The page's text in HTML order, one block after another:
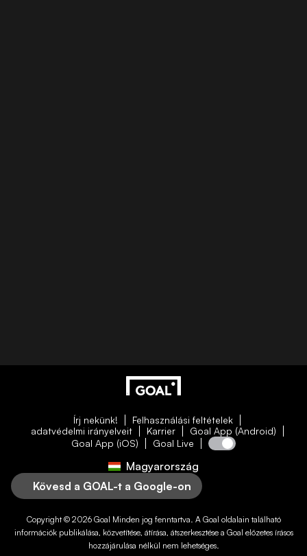
Írj nekünk!
Felhasználási feltételek
adatvédelmi irányelveit
Karrier
Goal App (Android)
Goal App (iOS)
Goal Live
Magyarország
Kövesd a GOAL-t a Google-on
Copyright © 2026 Goal Minden jog fenntartva. A Goal oldalain található
információk publikálása, közvetítése, átírása, átszerkesztése a Goal előzetes írásos
hozzájárulása nélkül nem lehetséges.